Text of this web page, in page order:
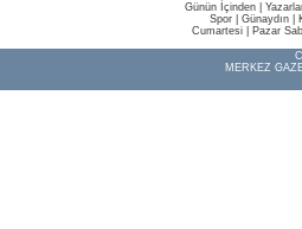
Günün İçinden
Spor
Günaydın
Cumartesi
Pazar
MERKEZ